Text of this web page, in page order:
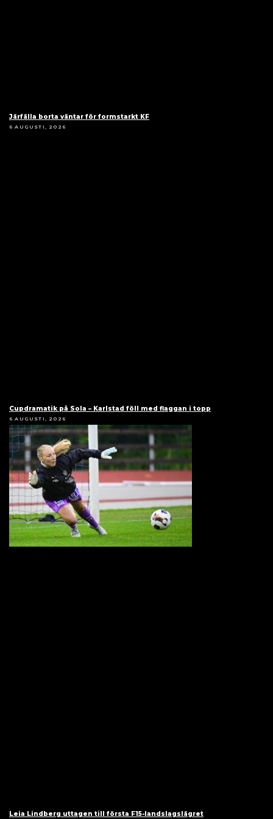
Järfälla borta väntar för formstarkt KF
6 AUGUSTI, 2026
Cupdramatik på Sola – Karlstad föll med flaggan i topp
6 AUGUSTI, 2026
Leia Lindberg uttagen till första F15-landslagslägret